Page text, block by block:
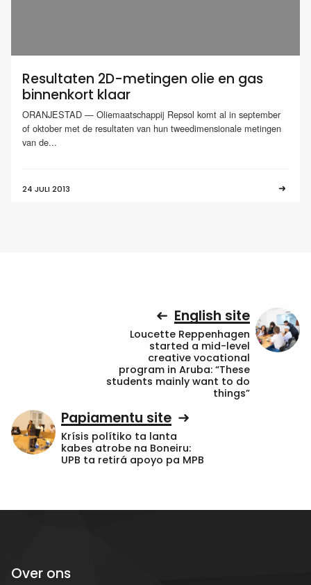
Resultaten 2D-metingen olie en gas
binnenkort klaar
ORANJESTAD — Oliemaatschappij Repsol komt al in september
of oktober met de resultaten van hun tweedimensionale metingen
van de...
24 JULI 2013
English site
Loucette Reppenhagen
started a mid-level
creative vocational
program in Aruba: “These
students mainly want to do
things”
Papiamentu site
Krísis polítiko ta lanta
kabes atrobe na Boneiru:
UPB ta retirá apoyo pa MPB
Over ons